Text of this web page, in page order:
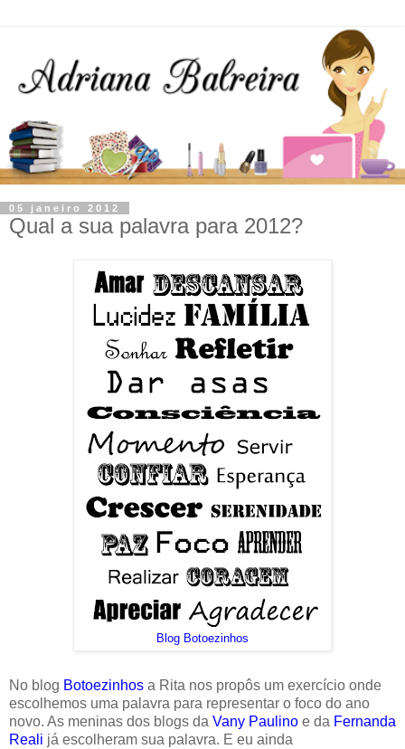
05 janeiro 2012
Qual a sua palavra para 2012?
Blog Botoezinhos
No blog Botoezinhos a Rita nos propôs um exercício onde
escolhemos uma palavra para representar o foco do ano
novo. As meninas dos blogs da Vany Paulino e da Fernanda
Reali já escolheram sua palavra. E eu ainda